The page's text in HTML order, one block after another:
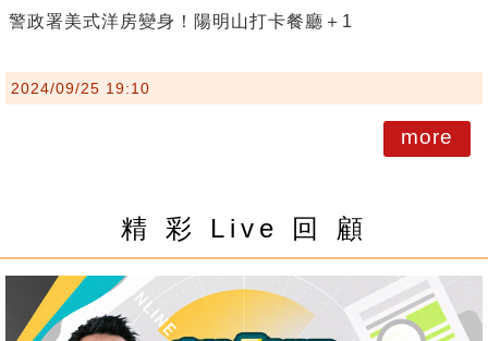
警政署美式洋房變身！陽明山打卡餐廳＋1
2024/09/25 19:10
more
精 彩 Live 回 顧